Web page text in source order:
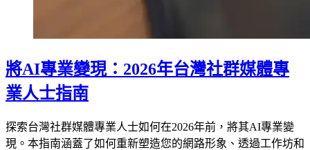
將AI專業變現：2026年台灣社群媒體專
業人士指南
探索台灣社群媒體專業人士如何在2026年前，將其AI專業變
現。本指南涵蓋了如何重新塑造您的網路形象、透過工作坊和